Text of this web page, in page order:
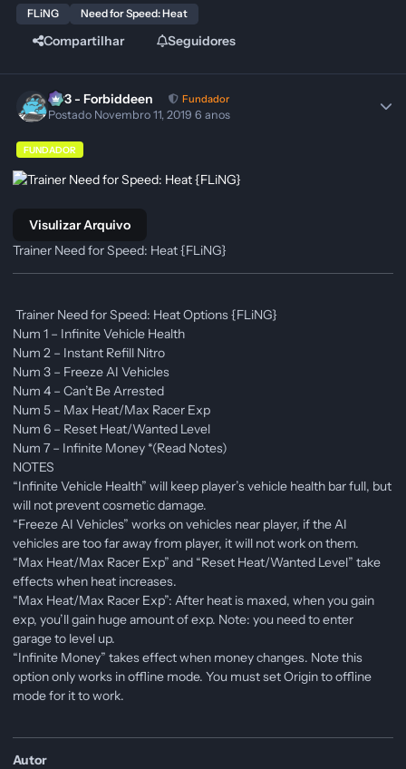
FLiNG Need for Speed: Heat
Compartilhar Seguidores
403 - Forbiddeen Fundador
Postado Novembro 11, 20196 anos
FUNDADOR
Visulizar Arquivo
Trainer Need for Speed: Heat {FLiNG}
Trainer Need for Speed: Heat Options {FLiNG}
Num 1 – Infinite Vehicle Health
Num 2 – Instant Refill Nitro
Num 3 – Freeze AI Vehicles
Num 4 – Can’t Be Arrested
Num 5 – Max Heat/Max Racer Exp
Num 6 – Reset Heat/Wanted Level
Num 7 – Infinite Money *(Read Notes)
NOTES
“Infinite Vehicle Health” will keep player’s vehicle health bar full, but
will not prevent cosmetic damage.
“Freeze AI Vehicles” works on vehicles near player, if the AI
vehicles are too far away from player, it will not work on them.
“Max Heat/Max Racer Exp” and “Reset Heat/Wanted Level” take
effects when heat increases.
“Max Heat/Max Racer Exp”: After heat is maxed, when you gain
exp, you’ll gain huge amount of exp. Note: you need to enter
garage to level up.
“Infinite Money” takes effect when money changes. Note this
option only works in offline mode. You must set Origin to offline
mode for it to work.
Autor